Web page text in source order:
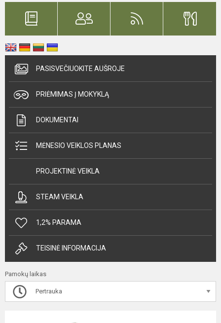
PASISVEČIUOKITE AUŠROJE
PRIĖMIMAS Į MOKYKLĄ
DOKUMENTAI
MĖNESIO VEIKLOS PLANAS
PROJEKTINĖ VEIKLA
STEAM VEIKLA
1,2% PARAMA
TEISINĖ INFORMACIJA
Pamokų laikas
Pertrauka